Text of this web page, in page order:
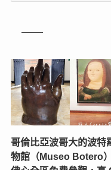
哥倫比亞波哥大的波特
物館（Museo Botero